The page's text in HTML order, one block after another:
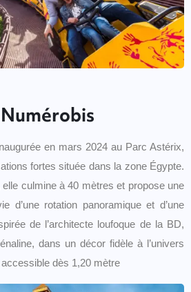
en mars 2024 au Parc Astérix,
fortes située dans la zone Égypte.
culmine à 40 mètres et propose une
d’une rotation panoramique et d’une
de l’architecte loufoque de la BD,
dans un décor fidèle à l’univers
accessible dès 1,20 mètre